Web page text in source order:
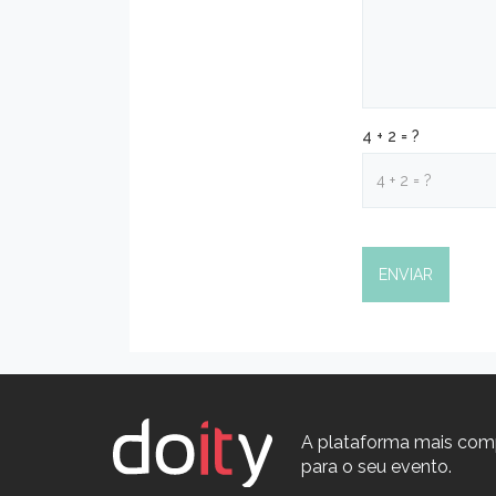
4 + 2 = ?
A plataforma mais
para o seu evento.